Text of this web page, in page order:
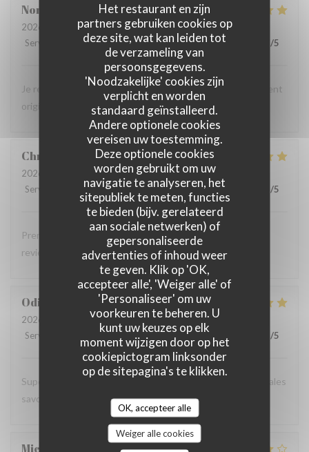
Het restaurant en zijn
partners gebruiken cookies op
deze site, wat kan leiden tot
de verzameling van
persoonsgegevens.
'Noodzakelijke' cookies zijn
verplicht en worden
standaard geïnstalleerd.
Andere optionele cookies
vereisen uw toestemming.
Deze optionele cookies
worden gebruikt om uw
navigatie te analyseren, het
sitepubliek te meten, functies
te bieden (bijv. gerelateerd
aan sociale netwerken) of
gepersonaliseerde
advertenties of inhoud weer
te geven. Klik op 'OK,
accepteer alle', 'Weiger alle' of
'Personaliseer' om uw
voorkeuren te beheren. U
kunt uw keuzes op elk
moment wijzigen door op het
cookiepictogram linksonder
op de sitepagina's te klikken.
OK, accepteer alle
Weiger alle cookies
Norbert
2026-08-03
- 12:30 - Gasten 2
Service
Atmosfeer:5 /5 Keuken :5/5 Kwaliteit / Prijs /5
Je recommande la spécialité "les trois braves" c'est tellement
original pour un provençal ! C'est aussi tellement bon !
Christophe
2026-08-03
- 13:00 - Gasten 3
Service
Atmosfeer:5 /5 Keuken :5/5 Kwaliteit / Prijs /5
Première visite chez vous Nous avons tout apprécié Nous
reviendrons une prochaine fois.
Odile
2026-08-03
- 12:00 - Gasten 3
Service
Atmosfeer: 5/5 Keuken: 5/5 Kwaliteit / Prijs /5
Super moment,terasse très agréable et spécialités régionales
savoureuses. Dessert maison excellent 👍
Michaël